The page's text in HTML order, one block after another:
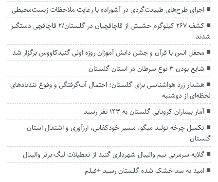
اجرای طرح‌های طبیعت‌گردی در آشوراده با رعایت ملاحظات زیست‌محیطی
کشف ۲۶۷ کیلوگرم حشیش از قاچاقچیان در گلستان/۲ قاچاقچی دستگیر
شدند
محفل انس با قرآن و جشن دانش آموزان روزه اولی گنبدکاووس برگزار شد
شایع بودن ۳ نوع سرطان در استان گلستان
هشدار زرد هواشناسی برای گلستان؛ احتمال آب‌گرفتگی و وقوع تندباد‌های
لحظه‌ای از دوشنبه
آمار بیماران کرونایی گلستان به ۱۴۳ نفر رسید
تکمیل چرخه تولید میگو، مسیر خودکفایی، ارزآوری و اشتغال استان
گلستان
گلایه سرمربی تیم والیبال شهرداری گنبد از تعطیلات لیگ برتر والیبال
امید به سد خشک شده گلستان رسید +فیلم